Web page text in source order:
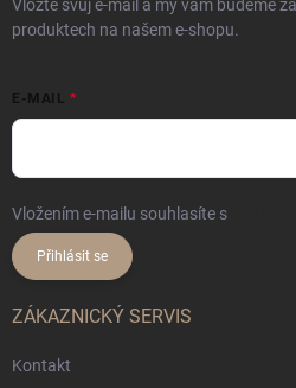
Vložte svůj e-mail a my vám budeme
produktech na našem e-shopu.
E-MAIL
Vložením e-mailu souhlasíte s
Přihlásit se
ZÁKAZNICKÝ SERVIS
Kontakt